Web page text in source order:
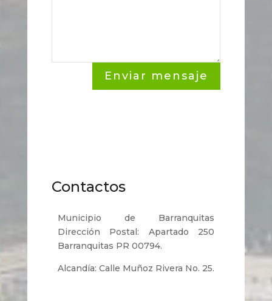
Enviar mensaje
Contactos
Municipio de Barranquitas
Dirección Postal: Apartado 250
Barranquitas PR 00794.
Alcandía: Calle Muñoz Rivera No. 25.